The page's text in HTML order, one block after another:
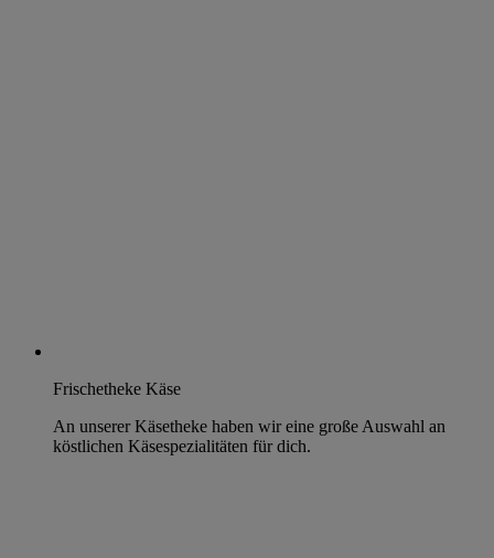
Frischetheke Käse
An unserer Käsetheke haben wir eine große Auswahl an
köstlichen Käsespezialitäten für dich.